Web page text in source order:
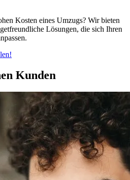
Kosten eines Umzugs? Wir bieten
Lösungen, die sich Ihren
Kunden